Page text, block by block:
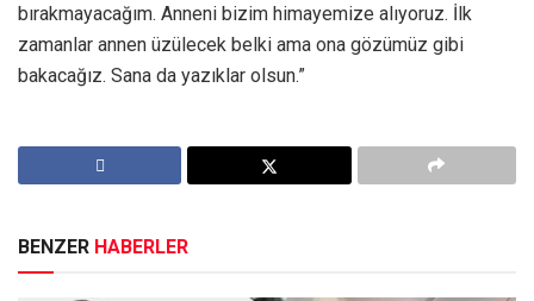
bırakmayacağım. Anneni bizim himayemize alıyoruz. İlk
zamanlar annen üzülecek belki ama ona gözümüz gibi
bakacağız. Sana da yazıklar olsun.”
BENZER HABERLER